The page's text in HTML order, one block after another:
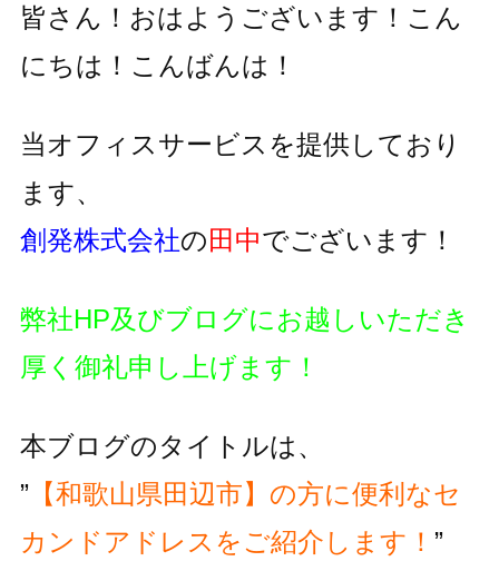
皆さん！おはようございます！こん
にちは！こんばんは！
当オフィスサービスを提供しており
ます、
創発株式会社の田中でございます！
弊社HP及びブログにお越しいただき
厚く御礼申し上げます！
本ブログのタイトルは、
”【和歌山県田辺市】の方に便利なセ
カンドアドレスをご紹介します！ ”